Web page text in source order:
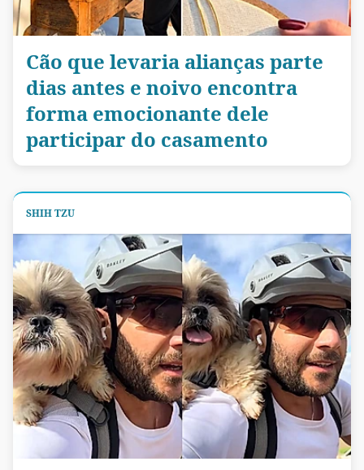
Cão que levaria alianças parte
dias antes e noivo encontra
forma emocionante dele
participar do casamento
SHIH TZU